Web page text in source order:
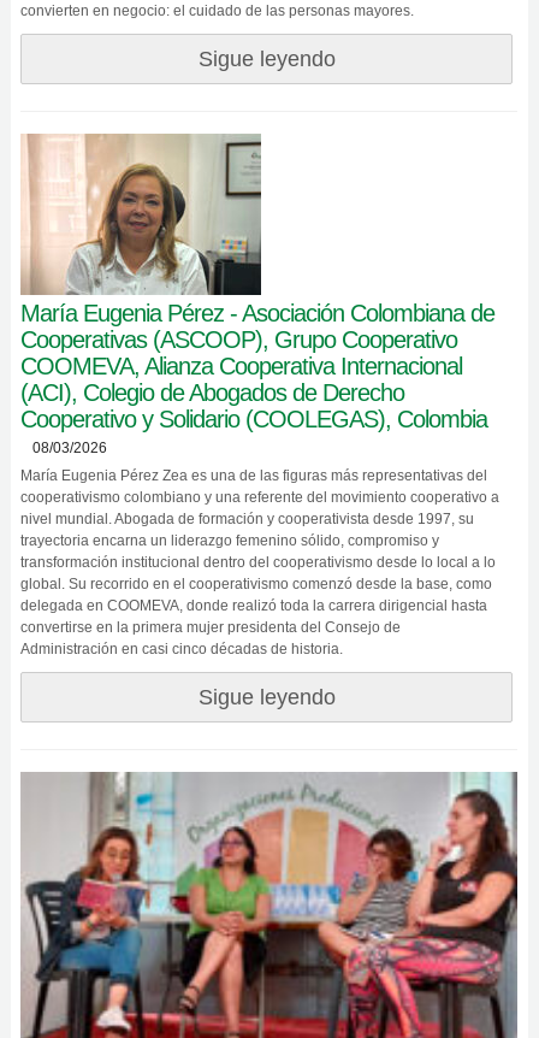
convierten en negocio: el cuidado de las personas mayores.
Sigue leyendo
María Eugenia Pérez - Asociación Colombiana de
Cooperativas (ASCOOP), Grupo Cooperativo
COOMEVA, Alianza Cooperativa Internacional
(ACI), Colegio de Abogados de Derecho
Cooperativo y Solidario (COOLEGAS), Colombia
08/03/2026
María Eugenia Pérez Zea es una de las figuras más representativas del
cooperativismo colombiano y una referente del movimiento cooperativo a
nivel mundial. Abogada de formación y cooperativista desde 1997, su
trayectoria encarna un liderazgo femenino sólido, compromiso y
transformación institucional dentro del cooperativismo desde lo local a lo
global. Su recorrido en el cooperativismo comenzó desde la base, como
delegada en COOMEVA, donde realizó toda la carrera dirigencial hasta
convertirse en la primera mujer presidenta del Consejo de
Administración en casi cinco décadas de historia.
Sigue leyendo